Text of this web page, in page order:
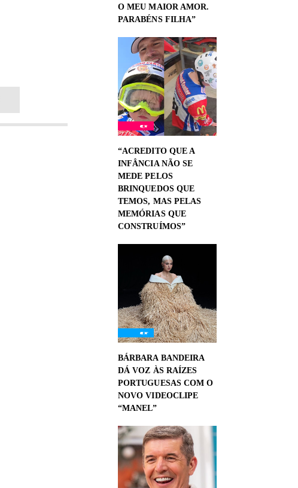
O MEU MAIOR AMOR.
PARABÉNS FILHA”
“ACREDITO QUE A
INFÂNCIA NÃO SE
MEDE PELOS
BRINQUEDOS QUE
TEMOS, MAS PELAS
MEMÓRIAS QUE
CONSTRUÍMOS”
BÁRBARA BANDEIRA
DÁ VOZ ÀS RAÍZES
PORTUGUESAS COM O
NOVO VIDEOCLIPE
“MANEL”